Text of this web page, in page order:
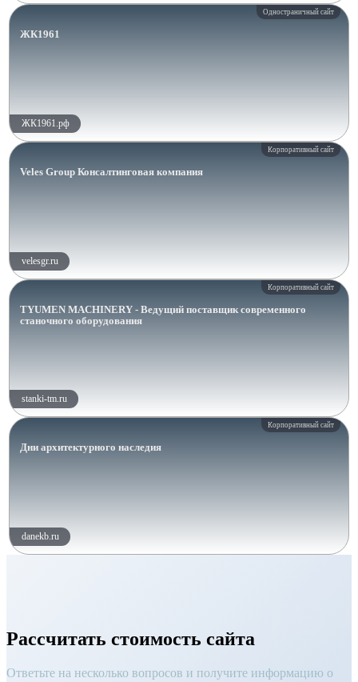
Одностраничный сайт
ЖК1961
ЖК1961.рф
Корпоративный сайт
Veles Group Консалтинговая компания
velesgr.ru
Корпоративный сайт
TYUMEN MACHINERY - Ведущий поставщик современного
станочного оборудования
stanki-tm.ru
Корпоративный сайт
Дни архитектурного наследия
danekb.ru
Рассчитать
Рассчитать стоимость сайта
Ответьте на несколько вопросов и получите информацию о